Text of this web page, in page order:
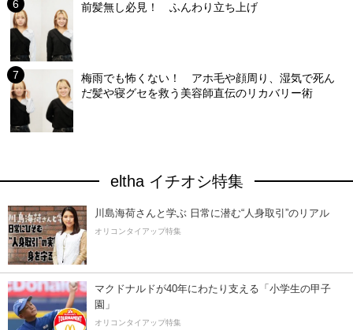
前髪無し必見！ ふんわり立ち上げ
梅雨でも怖くない！ アホ毛や顔周り、湿気で死ん
だ髪や寝グセを救う美容師直伝のリカバリー術
eltha イチオシ特集
川島海荷さんと学ぶ 日常に潜む“人身取引”のリアル
オリコンタイアップ特集
マクドナルドが40年にわたり支える「小学生の甲子
園」
オリコンタイアップ特集